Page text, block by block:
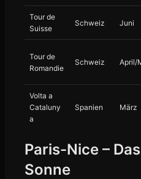
Tour de
Suisse
Schweiz Juni
Tour de
Romandie
Schweiz April/
Volta a
Cataluny
a
Spanien März
Paris-Nice –
Sonne